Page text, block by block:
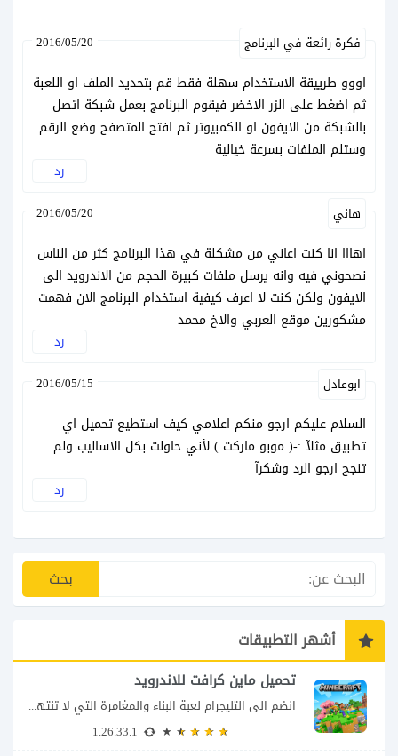
فكرة رائعة في البرنامج 2016/05/20
اووو طرييقة الاستخدام سهلة فقط قم بتحديد الملف او اللعبة
ثم اضغط على الزر الاخضر فيقوم البرنامج بعمل شبكة اتصل
بالشبكة من الايفون او الكمبيوتر ثم افتح المتصفح وضع الرقم
وستلم الملفات بسرعة خيالية
رد
هاني 2016/05/20
اهااا انا كنت اعاني من مشكلة في هذا البرنامج كثر من الناس
نصحوني فيه وانه يرسل ملفات كبيرة الحجم من الاندرويد الى
الايفون ولكن كنت لا اعرف كيفية استخدام البرنامج الان فهمت
مشكورين موقع العربي والاخ محمد
رد
ابوعادل 2016/05/15
السلام عليكم ارجو منكم اعلامي كيف استطيع تحميل اي
تطبيق مثلآ :-( موبو ماركت ) لأني حاولت بكل الاساليب ولم
تنجح ارجو الرد وشكرآ
رد
أشهر التطبيقات
تحميل ماين كرافت للاندرويد
انضم الى التليجرام لعبة البناء والمغامرة التي لا تنتهي Minecraft إذا كنت تبحث عن...